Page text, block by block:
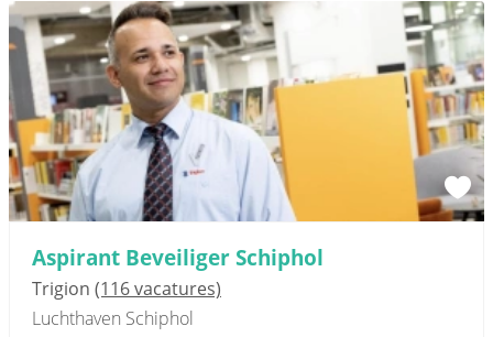
Aspirant Beveiliger Schiphol
Trigion (116 vacatures)
Luchthaven Schiphol